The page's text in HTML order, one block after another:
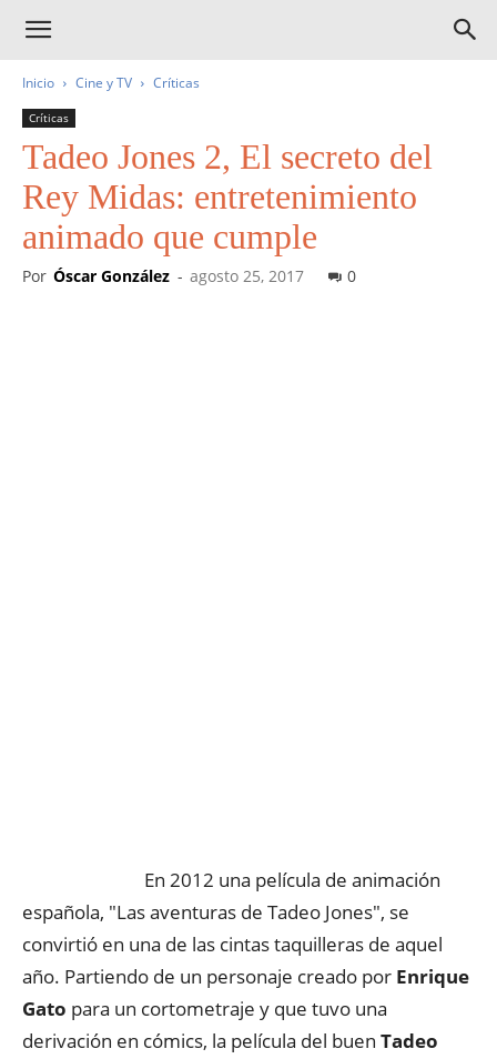
Inicio Cine y TV Críticas
Críticas
Tadeo Jones 2, El secreto del
Rey Midas: entretenimiento
animado que cumple
Por Óscar González - agosto 25, 2017 0
En 2012 una película de animación
española, "Las aventuras de Tadeo Jones", se
convirtió en una de las cintas taquilleras de aquel
año. Partiendo de un personaje creado por Enrique
Gato para un cortometraje y que tuvo una
derivación en cómics, la película del buen Tadeo